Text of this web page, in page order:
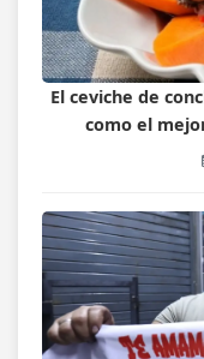
El ceviche de
como el